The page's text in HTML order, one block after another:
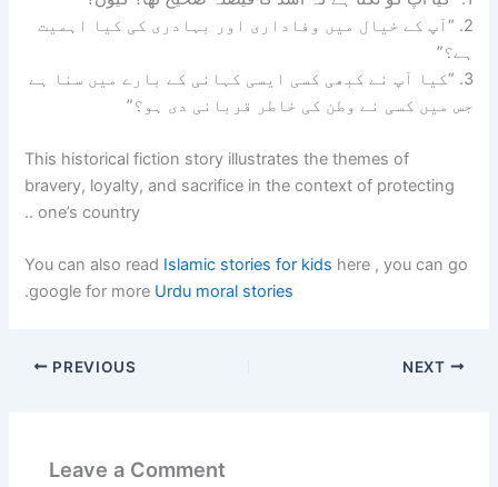
2. “آپ کے خیال میں وفاداری اور بہادری کی کیا اہمیت
ہے؟”
3. “کیا آپ نے کبھی کسی ایسی کہانی کے بارے میں سنا ہے
جس میں کسی نے وطن کی خاطر قربانی دی ہو؟”
This historical fiction story illustrates the themes of
bravery, loyalty, and sacrifice inthe context of protecting
one’s country .
.
You can also read Islamic stories for kids here , you can go
google for more Urdu moral stories
.
PREVIOUS NEXT
Leave a Comment